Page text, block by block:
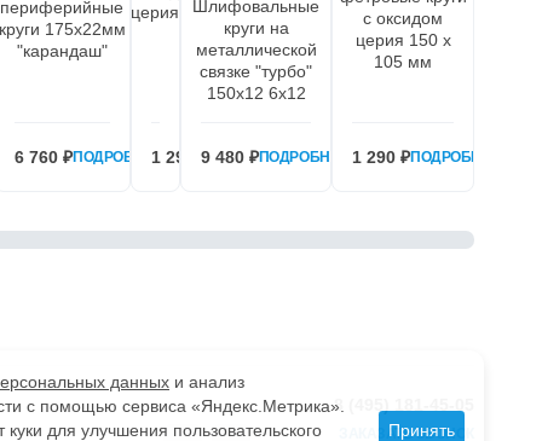
периферийные
круги 175х22мм
"карандаш"
6 760 ₽ПОДРОБНЕЕ
церия
1 290 ₽ПОДРОБНЕЕ
Шлифовальные
круги на
металлической
связке "турбо"
150х12 6х12
9 480 ₽ПОДРОБНЕЕ
с оксидом
церия 150 х
105 мм
1 290 ₽ПОДРОБНЕЕ
8 (495) 181-45-05
ЗАКАЗАТЬ ЗВОНОК
Мы
данных и анализ
с помощью сервиса «Яндекс.Метрика».
для улучшения пользовательского
Принять